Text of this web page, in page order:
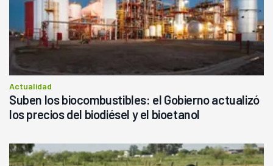
Actualidad
Suben los biocombustibles: el Gobierno actualizó
los precios del biodiésel y el bioetanol